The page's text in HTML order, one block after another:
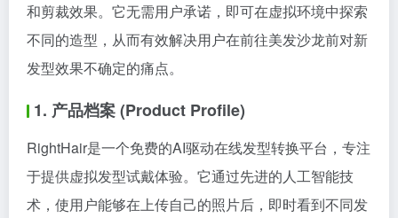
和剪裁效果。它无需用户承诺，即可在虚拟环境中探索
不同的造型，从而有效解决用户在前往美发沙龙前对新
发型效果不确定的痛点。
1. 产品档案 (Product Profile)
RightHair是一个免费的AI驱动在线发型转换平台，专注
于提供虚拟发型试戴体验。它通过先进的人工智能技
术，使用户能够在上传自己的照片后，即时看到不同发